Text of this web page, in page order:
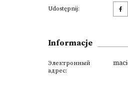
Udostępnij:
Informacje
Электронный
адрес: